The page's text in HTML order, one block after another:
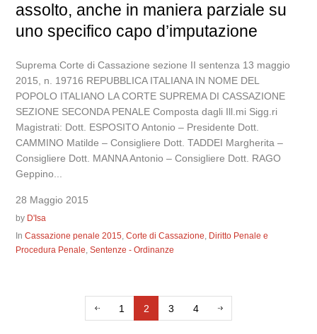
assolto, anche in maniera parziale su
uno specifico capo d’imputazione
Suprema Corte di Cassazione sezione II sentenza 13 maggio
2015, n. 19716 REPUBBLICA ITALIANA IN NOME DEL
POPOLO ITALIANO LA CORTE SUPREMA DI CASSAZIONE
SEZIONE SECONDA PENALE Composta dagli Ill.mi Sigg.ri
Magistrati: Dott. ESPOSITO Antonio – Presidente Dott.
CAMMINO Matilde – Consigliere Dott. TADDEI Margherita –
Consigliere Dott. MANNA Antonio – Consigliere Dott. RAGO
Geppino...
28 Maggio 2015
by D'Isa
InCassazione penale 2015,Corte di Cassazione, Diritto Penale e
Procedura Penale,Sentenze - Ordinanze
1 2 3 4